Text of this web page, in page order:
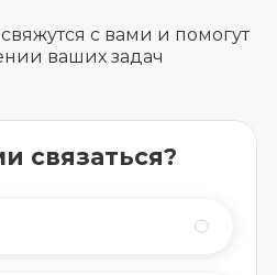
с вами и помогут
ваших задач
связаться?